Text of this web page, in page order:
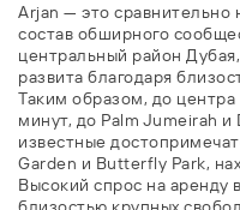
Arjan — это сравнительно
состав обширного
центральный район
развита благодаря
Таким образом, до
минут, до Palm Jumeirah
известные
Garden и Butterfly Park,
Высокий спрос на аренду